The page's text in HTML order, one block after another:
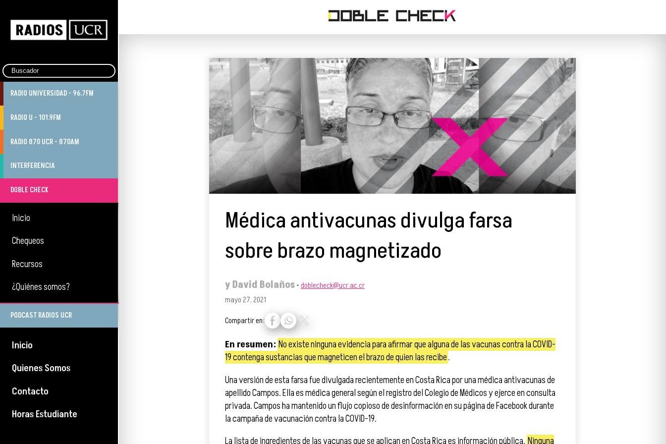
RADIO UNIVERSIDAD - 96.7FM
RADIO U - 101.9FM
RADIO 870 UCR - 870AM
INTERFERENCIA
DOBLE CHECK
Inicio
Chequeos
Recursos
¿Quiénes somos?
PODCAST RADIOS UCR
Inicio
Quienes Somos
Contacto
Horas Estudiante
Médica antivacunas divulga farsa
sobre brazo magnetizado
yDavid Bolaños-doblecheck@ucr.ac.cr
mayo 27, 2021
Compartir en:
En resumen: No existe ninguna evidencia para afirmar que alguna de las vacunas contra la COVID-
19 contenga sustancias que magneticen el brazo de quien las recibe.
Una versión de esta farsa fue divulgada recientemente en Costa Rica por una médica antivacunas de
apellido Campos. Ella es médica general según el registro del Colegio de Médicos y ejerce en consulta
privada. Campos ha mantenido un flujo copioso de desinformación en su página de Facebook durante
la campaña de vacunación contra la COVID-19.
La lista de ingredientes de las vacunas que se aplican en Costa Rica es información pública. Ninguna